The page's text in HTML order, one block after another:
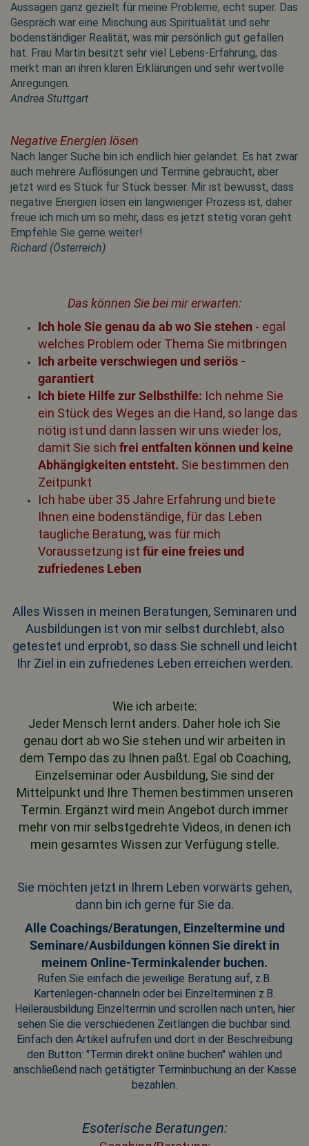
Aussagen ganz gezielt für meine Probleme, echt super. Das
Gespräch war eine Mischung aus Spiritualität und sehr
bodenständiger Realität, was mir persönlich gut gefallen
hat. Frau Martin besitzt sehr viel Lebens-Erfahrung, das
merkt man an ihren klaren Erklärungen und sehr wertvolle
Anregungen.
Andrea Stuttgart
Negative Energien lösen
Nach langer Suche bin ich endlich hier gelandet. Es hat zwar
auch mehrere Auflösungen und Termine gebraucht, aber
jetzt wird es Stück für Stück besser. Mir ist bewusst, dass
negative Energien lösen ein langwieriger Prozess ist, daher
freue ich mich um so mehr, dass es jetzt stetig voran geht.
Empfehle Sie gerne weiter!
Richard (Österreich)
Das können Sie bei mir erwarten:
Ich hole Sie genau da ab wo Sie stehen - egal
welches Problem oder Thema Sie mitbringen
Ich arbeite verschwiegen und seriös -
garantiert
Ich biete Hilfe zur Selbsthilfe: Ich nehme Sie
ein Stück des Weges an die Hand, so lange das
nötig ist und dann lassen wir uns wieder los,
damit Sie sich frei entfalten können und keine
Abhängigkeiten entsteht. Sie bestimmen den
Zeitpunkt
Ich habe über 35 Jahre Erfahrung und biete
Ihnen eine bodenständige, für das Leben
taugliche Beratung, was für mich
Voraussetzung ist für eine freies und
zufriedenes Leben
Alles Wissen in meinen Beratungen, Seminaren und
Ausbildungen ist von mir selbst durchlebt, also
getestet und erprobt, so dass Sie schnell und leicht
Ihr Ziel in ein zufriedenes Leben erreichen werden.
Wie ich arbeite:
Jeder Mensch lernt anders. Daher hole ich Sie
genau dort ab wo Sie stehen und wir arbeiten in
dem Tempo das zu Ihnen paßt. Egal ob Coaching,
EinzelseminaroderAusbildung, Sie sind der
Mittelpunkt und Ihre Themen bestimmen unseren
Termin. Ergänzt wird mein Angebot durch immer
mehr von mir selbstgedrehte Videos, in denen ich
mein gesamtes Wissen zur Verfügung stelle.
Sie möchten jetzt in Ihrem Leben vorwärts gehen,
dann bin ich gerne für Sie da.
Alle Coachings/Beratungen, Einzeltermine und
Seminare/Ausbildungen können Sie direkt in
meinem Online-Terminkalender buchen.
Rufen Sie einfach die jeweilige Beratung auf, z.B.
Kartenlegen-channeln oder bei Einzelterminen z.B.
Heilerausbildung Einzeltermin und scrollen nach unten, hier
sehen Sie die verschiedenen Zeitlängen die buchbar sind.
Einfach den Artikel aufrufen und dort in der Beschreibung
den Button: "Termin direkt online buchen" wählen und
anschließend nach getätigter Terminbuchung an der Kasse
bezahlen.
Esoterische Beratungen: